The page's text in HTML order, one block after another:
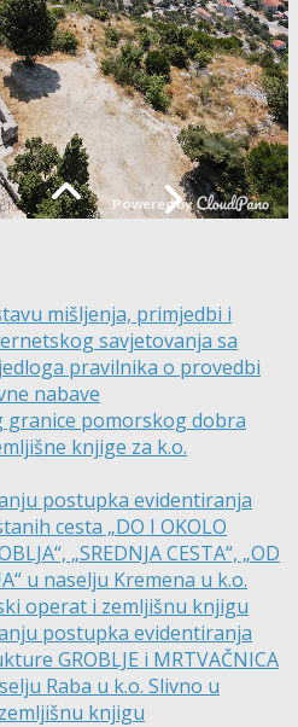
mišljenja, primjedbi i
savjetovanja sa
pravilnika o provedbi
nabave
granice pomorskog dobra
knjige za k.o.
postupka evidentiranja
cesta „DO I OKOLO
„SREDNJA CESTA“, „OD
u naselju Kremena u k.o.
operat i zemljišnu knjigu
postupka evidentiranja
GROBLJE i MRTVAČNICA
Raba u k.o. Slivno u
knjigu